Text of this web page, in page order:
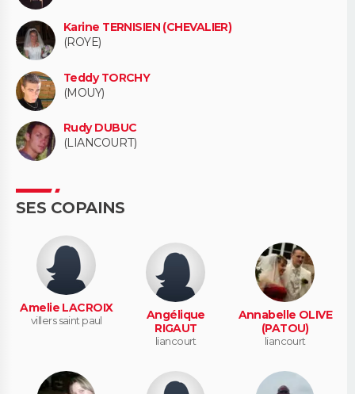
Karine TERNISIEN (CHEVALIER)
(ROYE)
Teddy TORCHY
(MOUY)
Rudy DUBUC
(LIANCOURT)
SES COPAINS
Amelie LACROIX
villers saint paul
Angélique
RIGAUT
liancourt
Annabelle OLIVE
(PATOU)
liancourt